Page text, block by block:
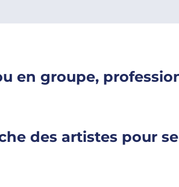
en groupe,
des artistes pour